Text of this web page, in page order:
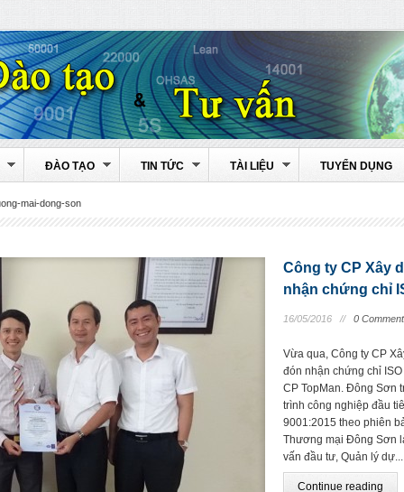
ĐÀO TẠO TIN TỨC TÀI LIỆU TUYỂN DỤNG
mai-dong-son
Công ty CP Xây
nhận chứng chỉ
16/05/2016 // 0
Vừa qua, Công ty CP
đón nhận chứng chỉ
CP TopMan. Đông Sơn
trình công nghiệp đầu
9001:2015 theo phiên
Thương mại Đông Sơn
vấn đầu tư, Quản lý dự...
Continue reading